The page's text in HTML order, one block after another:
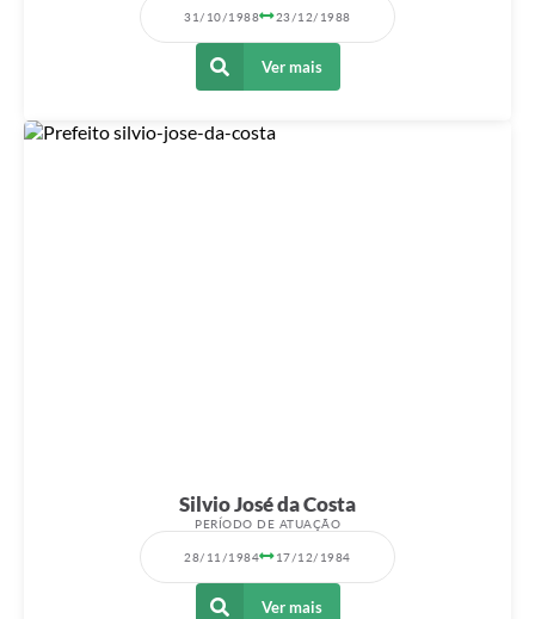
31/10/1988 23/12/1988
Ver mais
Silvio José da Costa
PERÍODO DE ATUAÇÃO
28/11/1984 17/12/1984
Ver mais